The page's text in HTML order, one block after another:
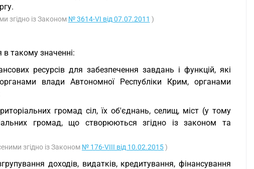
згідно із Законом № 3614-VI від 07.07.2011 )
такому значенні:
ресурсів для забезпечення завдань і функцій, які
влади Автономної Республіки Крим, органами
громад сіл, їх об'єднань, селищ, міст (у тому
громад, що створюються згідно із законом та
згідно із Законом № 176-VIII від 10.02.2015)
доходів, видатків, кредитування, фінансування